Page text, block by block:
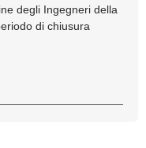
degli Ingegneri della
di chiusura